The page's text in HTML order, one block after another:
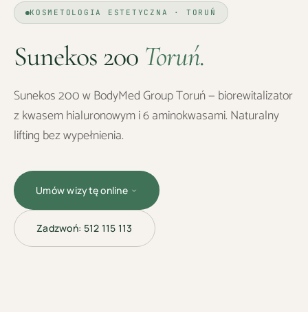
KOSMETOLOGIA ESTETYCZNA · TORUŃ
Sunekos 200 Toruń.
Sunekos 200 w BodyMed Group Toruń — biorewitalizator
z kwasem hialuronowym i 6 aminokwasami. Naturalny
lifting bez wypełnienia.
Umów wizytę online
Zadzwoń: 512 115 113